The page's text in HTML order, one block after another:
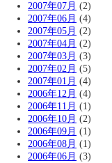
2007年07月 (2)
2007年06月 (4)
2007年05月 (2)
2007年04月 (2)
2007年03月 (3)
2007年02月 (5)
2007年01月 (4)
2006年12月 (4)
2006年11月 (1)
2006年10月 (2)
2006年09月 (1)
2006年08月 (1)
2006年06月 (3)